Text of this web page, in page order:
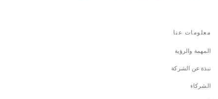
معلومات عنا
المهمة والرؤية
نبذة عن الشركة
الشركاء